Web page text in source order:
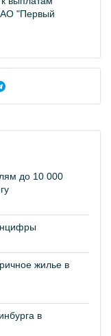
"Первый
до 10 000
жилье в
в